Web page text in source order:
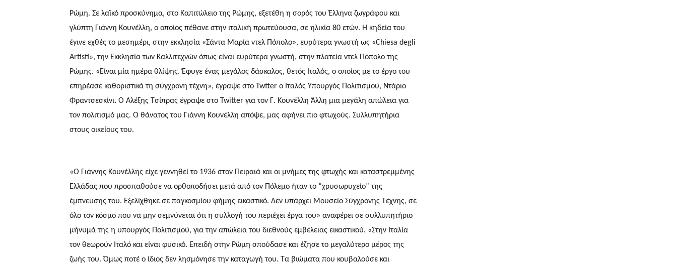
Ρώμη. Σε λαϊκό προσκύνημα, στο Καπιτώλειο της Ρώμης, εξετέθη η σορός του Έλληνα ζωγράφου και
γλύπτη Γιάννη Κουνέλλη, ο οποίος πέθανε στην ιταλική πρωτεύουσα, σε ηλικία 80 ετών. Η κηδεία του
έγινε εχθές το μεσημέρι, στην εκκλησία «Σάντα Μαρία ντελ Πόπολο», ευρύτερα γνωστή ως «Chiesa degli
Artisti», την Εκκλησία των Kαλλιτεχνών όπως είναι ευρύτερα γνωστή, στην πλατεία ντελ Πόπολο της
Ρώμης. «Είναι μία ημέρα θλίψης. Έφυγε ένας μεγάλος δάσκαλος, θετός Ιταλός, ο οποίος με το έργο του
επηρέασε καθοριστικά τη σύγχρονη τέχνη», έγραψε στο Twtter o Ιταλός Υπουργός Πολιτισμού, Ντάριο
Φραντσεσκίνι. Ο Αλέξης Τσίπρας έγραψε στο Twitter για τον Γ. Κουνέλλη Άλλη μια μεγάλη απώλεια για
τον πολιτισμό μας. Ο θάνατος του Γιάννη Κουνέλλη απόψε, μας αφήνει πιο φτωχούς. Συλλυπητήρια
στους οικείους του.
«Ο Γιάννης Κουνέλλης είχε γεννηθεί το 1936 στον Πειραιά και οι μνήμες της φτωχής και καταστρεμμένης
Ελλάδας που προσπαθούσε να ορθοποδήσει μετά από τον Πόλεμο ήταν το “χρυσωρυχείο” της
έμπνευσης του. Εξελίχθηκε σε παγκοσμίου φήμης εικαστικό. Δεν υπάρχει Μουσείο Σύγχρονης Τέχνης, σε
όλο τον κόσμο που να μην σεμνύνεται ότι η συλλογή του περιέχει έργα του» αναφέρει σε συλλυπητήριο
μήνυμά της η υπουργός Πολιτισμού, για την απώλεια του διεθνούς εμβέλειας εικαστικού. «Στην Ιταλία
τον θεωρούν Ιταλό και είναι φυσικό. Επειδή στην Ρώμη σπούδασε και έζησε το μεγαλύτερο μέρος της
ζωής του. Όμως ποτέ ο ίδιος δεν λησμόνησε την καταγωγή του. Τα βιώματα που κουβαλούσε και